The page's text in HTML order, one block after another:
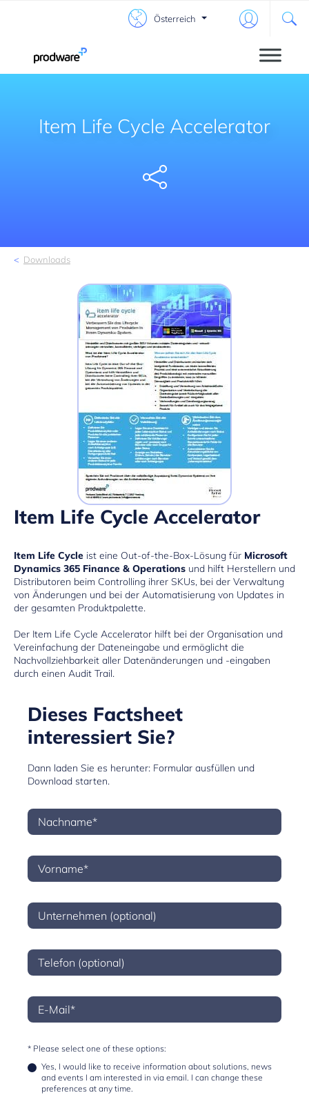
Österreich
Item Life Cycle Accelerator
Downloads
Item Life Cycle Accelerator
Item Life Cycle ist eine Out-of-the-Box-Lösung für Microsoft
Dynamics 365 Finance & Operations und hilft Herstellern und
Distributoren beim Controlling ihrer SKUs, bei der Verwaltung
von Änderungen und bei der Automatisierung von Updates in
der gesamten Produktpalette.
Der Item Life Cycle Accelerator hilft bei der Organisation und
Vereinfachung der Dateneingabe und ermöglicht die
Nachvollziehbarkeit aller Datenänderungen und -eingaben
durch einen Audit Trail.
Dieses Factsheet
interessiert Sie?
Dann laden Sie es herunter: Formular ausfüllen und
Download starten.
* Please select one of these options:
Yes, I would like to receive information about solutions, news
and events I am interested in via email. I can change these
preferences at any time.